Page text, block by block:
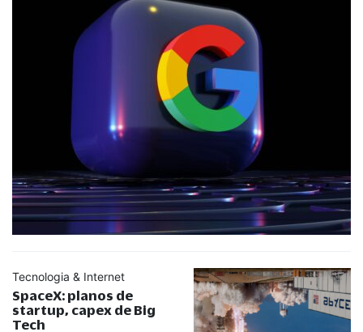
Tecnologia & Internet
SpaceX: planos de
startup, capex de Big
Tech